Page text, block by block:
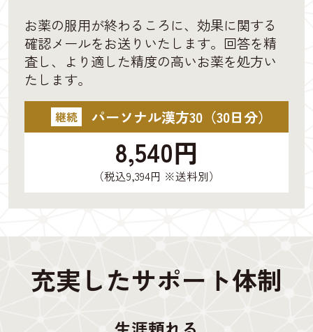
お薬の服用が終わるころに、効果に関する
確認メールをお送りいたします。回答を精
査し、より適した精度の高いお薬を処方い
たします。
継続 パーソナル漢方30（30日分）
8,540円
（税込9,394円 ※送料別）
充実したサポート体制